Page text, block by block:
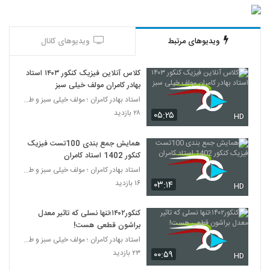
ویدیوهای مرتبط ویدیوهای کانال
۰۵:۲۵ HD
کلاس آنلاین فیزیک کنکور ۱۴۰۳ استاد
بهادر کامران مولف خیلی سبز
استاد بهادر کامران ؛ مولف خیلی سبز و طراح قلم چی
۲۸ بازدید
۰۳:۱۴ HD
همایش جمع بندی 100تست فیزیک
کنکور 1402 استاد کامران
استاد بهادر کامران ؛ مولف خیلی سبز و طراح قلم چی
۱۶ بازدید
۰۰:۵۹ HD
کنکور۱۴۰۲؛تنها نسلی که تاثیر معدل
براشون قطعی هست!
استاد بهادر کامران ؛ مولف خیلی سبز و طراح قلم چی
۲۳ بازدید